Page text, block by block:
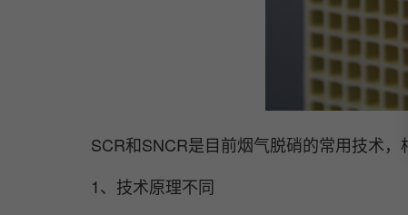
SCR和SNCR是目前烟气脱硝的常用技术，
1、技术原理不同